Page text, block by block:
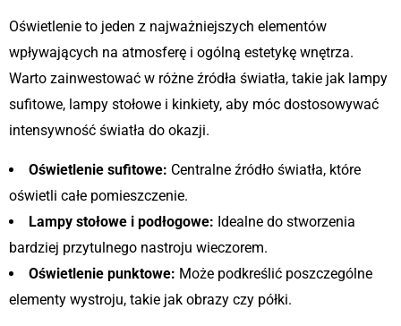
Oświetlenie to jeden z najważniejszych elementów
wpływających na atmosferę i ogólną estetykę wnętrza.
Warto zainwestować w różne źródła światła, takie jak lampy
sufitowe, lampy stołowe i kinkiety, aby móc dostosowywać
intensywność światła do okazji.
Oświetlenie sufitowe: Centralne źródło światła, które
oświetli całe pomieszczenie.
Lampy stołowe i podłogowe: Idealne do stworzenia
bardziej przytulnego nastroju wieczorem.
Oświetlenie punktowe: Może podkreślić poszczególne
elementy wystroju, takie jak obrazy czy półki.